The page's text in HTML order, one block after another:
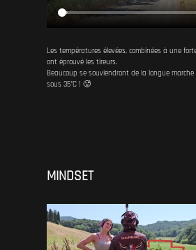
Les températures élevées, combinées à une
ont éprouvé les tireurs.
Beaucoup se souviendront de la longue
sous 35°C ! 🥵
MINDSET